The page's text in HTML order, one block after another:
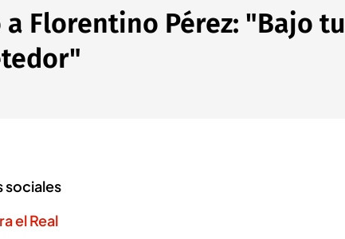
Florentino Pérez: "Bajo tu
sociales
el Real